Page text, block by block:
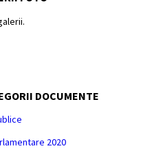
DOCUMENTE
2020